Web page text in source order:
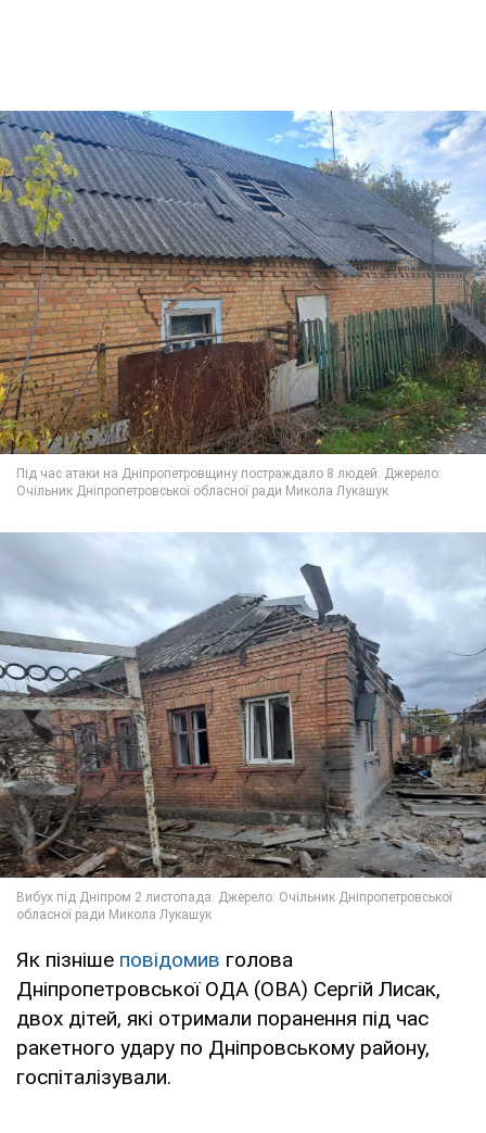
Як пізніше повідомив голова
Дніпропетровської ОДА (ОВА) Сергій Лисак,
двох дітей, які отримали поранення під час
ракетного удару по Дніпровському району,
госпіталізували.